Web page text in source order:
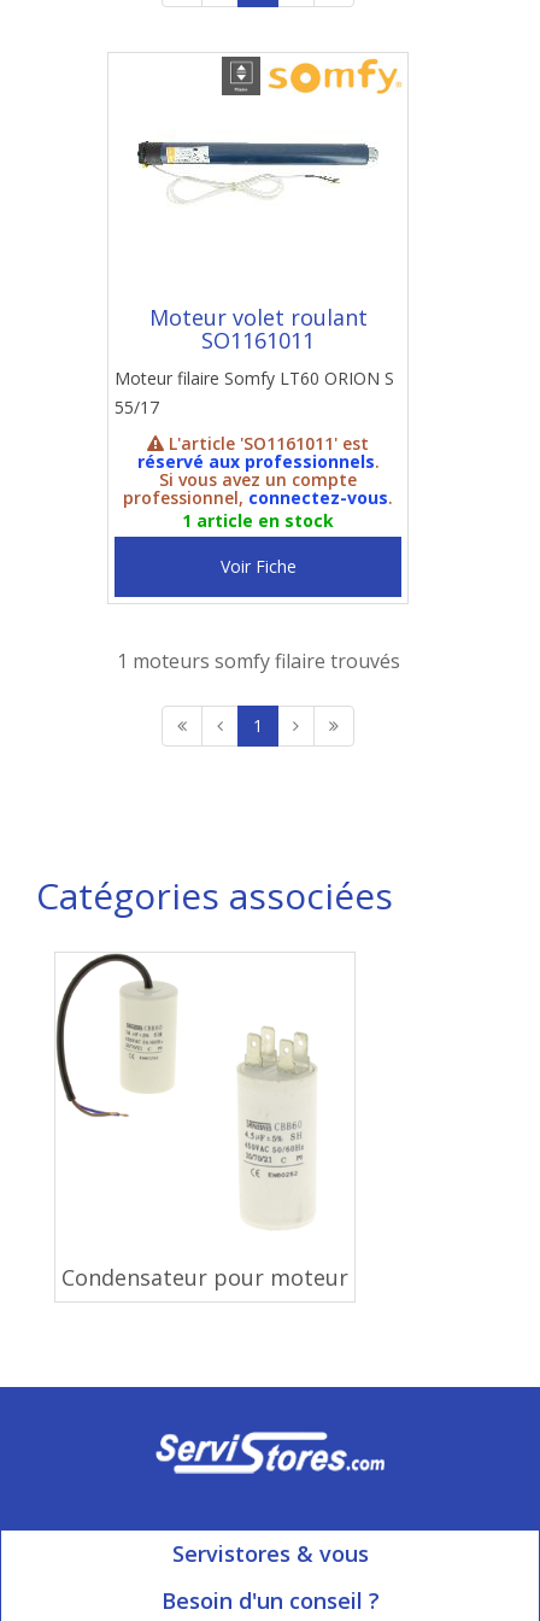
Moteur volet roulant
SO1161011
Moteur filaire Somfy LT60 ORION S
55/17
L'article 'SO1161011' est
réservé aux professionnels.
Si vous avez un compte
professionnel, connectez-vous.
1 article en stock
Voir Fiche
1 moteurs somfy filaire trouvés
1
Catégories associées
Condensateur pour moteur
Servistores & vous
Mon compte
Besoin d'un conseil ?